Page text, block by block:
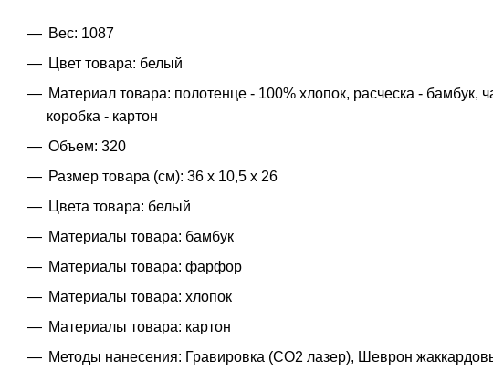
Вес: 1087
Цвет товара: белый
Материал товара: полотенце - 100% хлопок, расческа - бамбук,
коробка - картон
Объем: 320
Размер товара (см): 36 х 10,5 х 26
Цвета товара: белый
Материалы товара: бамбук
Материалы товара: фарфор
Материалы товара: хлопок
Материалы товара: картон
Методы нанесения: Гравировка (CO2 лазер), Шеврон